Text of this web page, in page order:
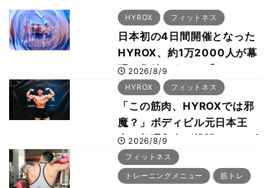
HYROX フィットネス
日本初の4日間開催となった
HYROX、約1万2000人が幕
張に集結 すでに「2028、
29年の大会も準備」
2026/8/9
HYROX フィットネス
「この筋肉、HYROXでは邪
魔？」ボディビル元日本王
者・相澤隼人が挑戦 バーピ
ーでは驚異の種目2位
2026/8/9
フィットネス
トレーニングメニュー 筋トレ